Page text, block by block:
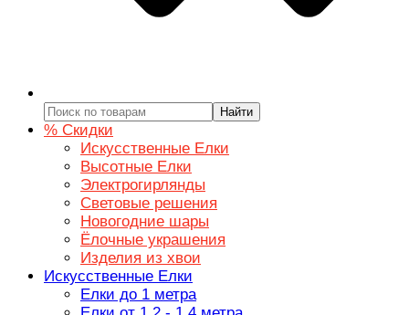
Найти
% Скидки
Искусственные Елки
Высотные Елки
Электрогирлянды
Световые решения
Новогодние шары
Ёлочные украшения
Изделия из хвои
Искусственные Елки
Елки до 1 метра